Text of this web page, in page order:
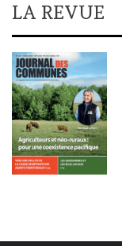
LA REVUE